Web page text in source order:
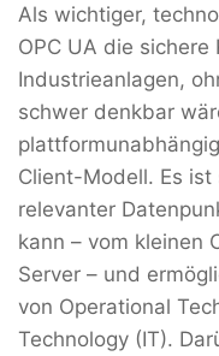
Als wichtiger,
OPC UA die
Industrieanlagen,
schwer denkbar
Client-Modell. Es
relevanter
kann – vom kleinen
Server – und
von Operational
Technology (IT).